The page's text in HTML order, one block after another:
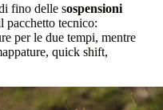
fino delle sospensioni
pacchetto tecnico:
per le due tempi, mentre
quick shift,